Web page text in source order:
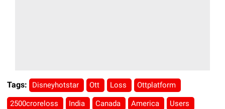
Tags: Disneyhotstar Ott Loss Ottplatform
2500croreloss India Canada America Users